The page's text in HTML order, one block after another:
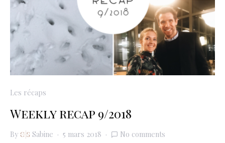
Les récaps
Weekly recap 9/2018
By Sabine 5 mars 2018 No comments